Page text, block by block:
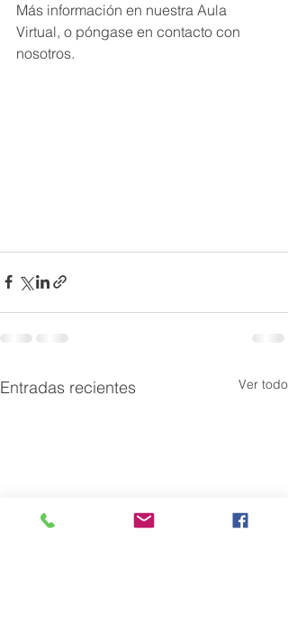
Más información en nuestra Aula
Virtual, o póngase en contacto con
nosotros.
Entradas recientes Ver todo